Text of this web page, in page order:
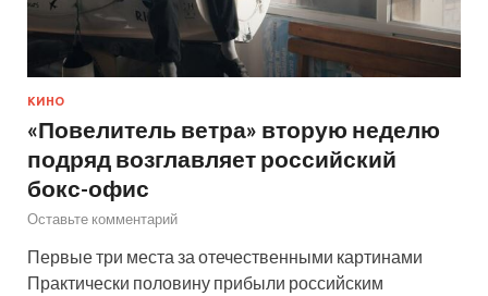
КИНО
«Повелитель ветра» вторую неделю
подряд возглавляет российский
бокс-офис
Оставьте комментарий
Первые три места за отечественными картинами
Практически половину прибыли российским